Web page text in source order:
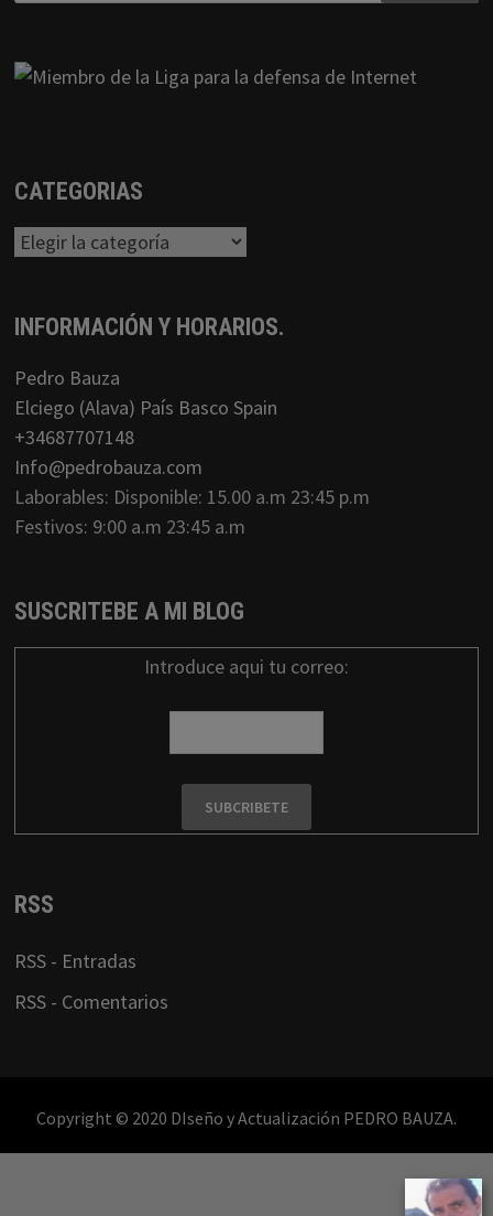
CATEGORIAS
Categorias
INFORMACIÓN Y HORARIOS.
Pedro Bauza
Elciego (Alava) País Basco Spain
+34687707148
Info@pedrobauza.com
Laborables: Disponible: 15.00 a.m 23:45 p.m
Festivos: 9:00 a.m 23:45 a.m
SUSCRITEBE A MI BLOG
Introduce aqui tu correo:
RSS
RSS - Entradas
RSS - Comentarios
Copyright © 2020 DIseño y Actualización PEDRO BAUZA.